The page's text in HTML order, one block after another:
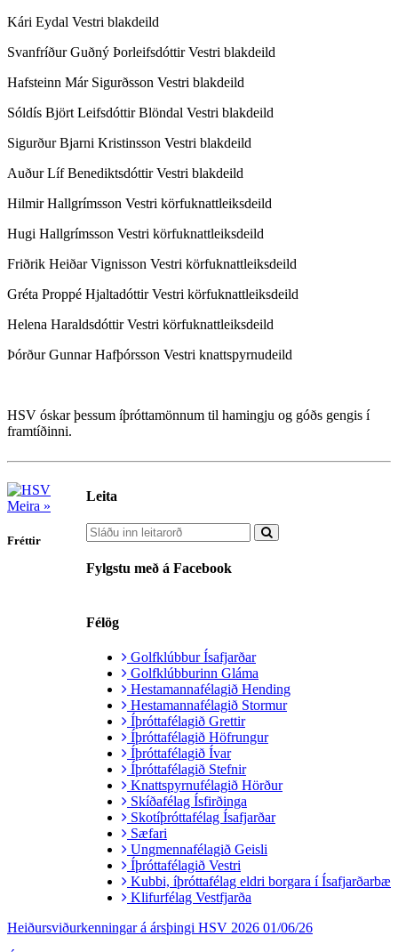
Kári Eydal Vestri blakdeild
Svanfríður Guðný Þorleifsdóttir Vestri blakdeild
Hafsteinn Már Sigurðsson Vestri blakdeild
Sóldís Björt Leifsdóttir Blöndal Vestri blakdeild
Sigurður Bjarni Kristinsson Vestri blakdeild
Auður Líf Benediktsdóttir Vestri blakdeild
Hilmir Hallgrímsson Vestri körfuknattleiksdeild
Hugi Hallgrímsson Vestri körfuknattleiksdeild
Friðrik Heiðar Vignisson Vestri körfuknattleiksdeild
Gréta Proppé Hjaltadóttir Vestri körfuknattleiksdeild
Helena Haraldsdóttir Vestri körfuknattleiksdeild
Þórður Gunnar Hafþórsson Vestri knattspyrnudeild
HSV óskar þessum íþróttamönnum til hamingju og góðs gengis í
framtíðinni.
Leita
Fylgstu með á Facebook
Félög
Golfklúbbur Ísafjarðar
Golfklúbburinn Gláma
Hestamannafélagið Hending
Hestamannafélagið Stormur
Íþróttafélagið Grettir
Íþróttafélagið Höfrungur
Íþróttafélagið Ívar
Íþróttafélagið Stefnir
Knattspyrnufélagið Hörður
Skíðafélag Ísfirðinga
Skotíþróttafélag Ísafjarðar
Sæfari
Ungmennafélagið Geisli
Íþróttafélagið Vestri
Kubbi, íþróttafélag eldri borgara í Ísafjarðarbæ
Klifurfélag Vestfjarða
Meira »
Fréttir
Heiðursviðurkenningar á ársþingi HSV 2026 01/06/26